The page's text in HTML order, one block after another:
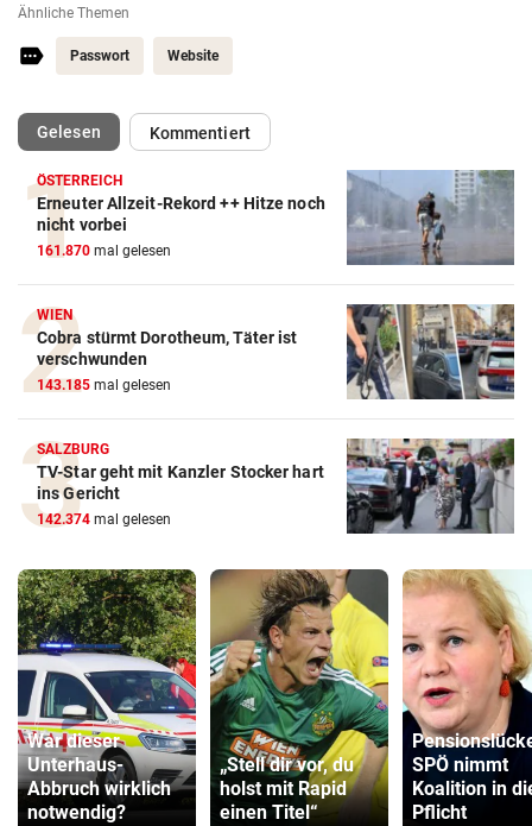
Ähnliche Themen
Passwort Website
Gelesen(ausgewählt)Kommentiert
ÖSTERREICH
Erneuter Allzeit-Rekord ++ Hitze noch
nicht vorbei
161.870 mal gelesen
WIEN
Cobra stürmt Dorotheum, Täter ist
verschwunden
143.185 mal gelesen
SALZBURG
TV-Star geht mit Kanzler Stocker hart
ins Gericht
142.374 mal gelesen
War dieser
Unterhaus-
Abbruch wirklich
notwendig?
„Stell dir vor, du
holst mit Rapid
einen Titel“
SPÖ nimmt
Koalition in
Pflicht